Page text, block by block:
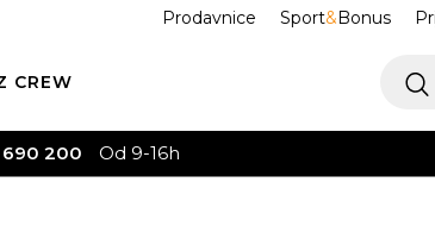
Prodavnice Sport&Bonus
CREW
690 200 Od 9-16h